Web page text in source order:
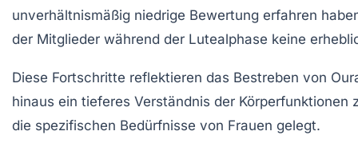
unverhältnismäßig niedrige Bewertung erfahren
der Mitglieder während der Lutealphase keine
Diese Fortschritte reflektieren das Bestreben von
hinaus ein tieferes Verständnis der
die spezifischen Bedürfnisse von Frauen gelegt.